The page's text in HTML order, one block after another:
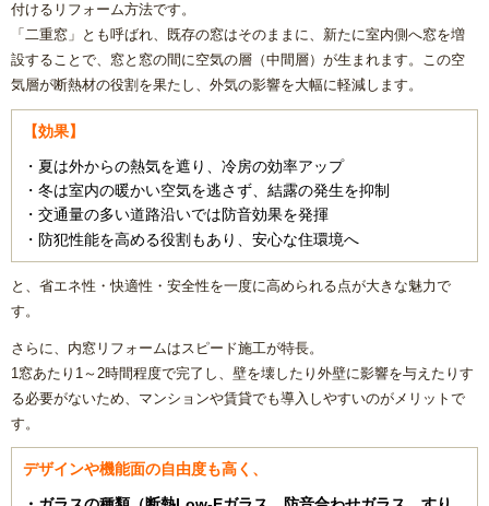
付けるリフォーム方法です。
「二重窓」とも呼ばれ、既存の窓はそのままに、新たに室内側へ窓を増
設することで、窓と窓の間に空気の層（中間層）が生まれます。この空
気層が断熱材の役割を果たし、外気の影響を大幅に軽減します。
【効果】
・夏は外からの熱気を遮り、冷房の効率アップ
・冬は室内の暖かい空気を逃さず、結露の発生を抑制
・交通量の多い道路沿いでは防音効果を発揮
・防犯性能を高める役割もあり、安心な住環境へ
と、省エネ性・快適性・安全性を一度に高められる点が大きな魅力で
す。
さらに、内窓リフォームはスピード施工が特長。
1窓あたり1～2時間程度で完了し、壁を壊したり外壁に影響を与えたりす
る必要がないため、マンションや賃貸でも導入しやすいのがメリットで
す。
デザインや機能面の自由度も高く、